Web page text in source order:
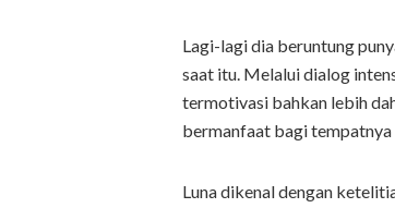
Lagi-lagi dia beruntung
saat itu. Melalui dialog
termotivasi bahkan lebih
bermanfaat bagi
Luna dikenal dengan